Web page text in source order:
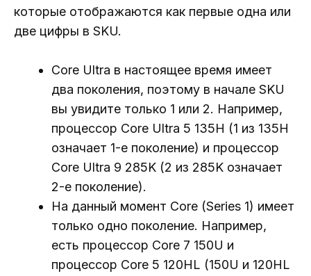
которые отображаются как первые одна или
две цифры в SKU.
Core Ultra в настоящее время имеет
два поколения, поэтому в начале SKU
вы увидите только 1 или 2. Например,
процессор Core Ultra 5 135H (1 из 135H
означает 1-е поколение) и процессор
Core Ultra 9 285K (2 из 285K означает
2-е поколение).
На данный момент Core (Series 1) имеет
только одно поколение. Например,
есть процессор Core 7 150U и
процессор Core 5 120HL (150U и 120HL